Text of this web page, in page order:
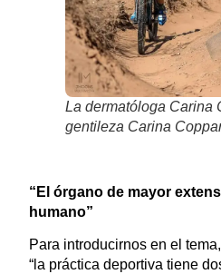
La dermatóloga Carina
gentileza Carina
“El órgano de mayor
humano”
Para introducirnos en el
“la práctica deportiva tiene